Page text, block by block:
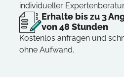
individueller
Erhalte bis zu 3
von 48 Stunden
Kostenlos anfragen und
ohne Aufwand.